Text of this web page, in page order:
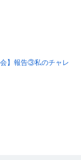
】報告③私のチャレ